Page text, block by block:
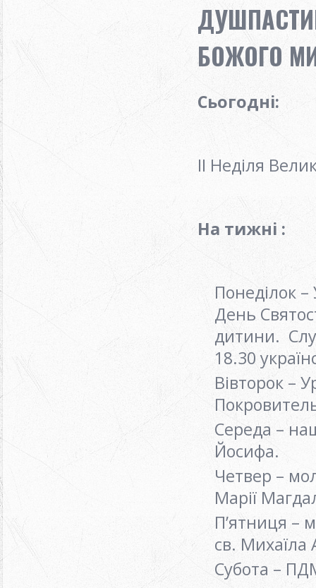
БОЖОГО
Сьогодні:
ІІ Неділя
На тижні :
Понеділок
День
дитини.
18.30
Вівторок –
Середа –
Йосифа.
Четвер –
Марії
П’ятниця –
св. Михаїла
Субота –